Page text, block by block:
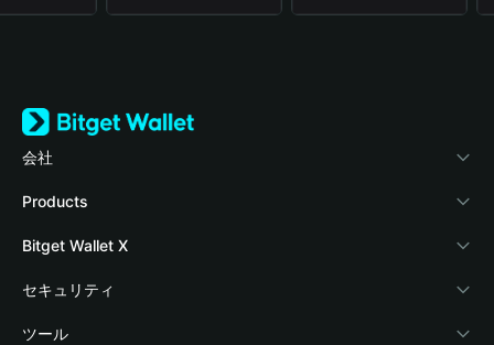
会社
Bitget Walletについて
ブログ
アカデミー
暗号資産ニュース
Products
Crypto Card
Stablecoin Earn
Payfi Crypto
Bitget Wallet X
デベロッパー
ウォレットを接続
セキュリティ
保護基金
ツール